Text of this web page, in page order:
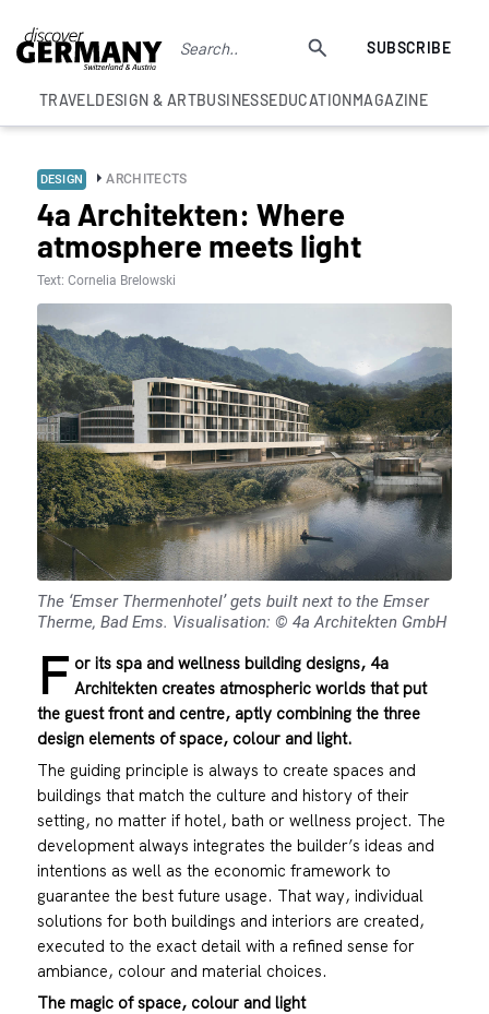
SUBSCRIBE
TRAVELDESIGN & ARTBUSINESSEDUCATIONMAGAZINE
DESIGN ARCHITECTS
4a Architekten: Where
atmosphere meets light
Text: Cornelia Brelowski
The ‘Emser Thermenhotel’ gets built next to the Emser
Therme, Bad Ems. Visualisation: © 4a Architekten GmbH
F or its spa and wellness building designs, 4a
Architekten creates atmospheric worlds that put
the guest front and centre, aptly combining the three
design elements of space, colour and light.
The guiding principle is always to create spaces and
buildings that match the culture and history of their
setting, no matter if hotel, bath or wellness project. The
development always integrates the builder’s ideas and
intentions as well as the economic framework to
guarantee the best future usage. That way, individual
solutions for both buildings and interiors are created,
executed to the exact detail with a refined sense for
ambiance, colour and material choices.
The magic of space, colour and light